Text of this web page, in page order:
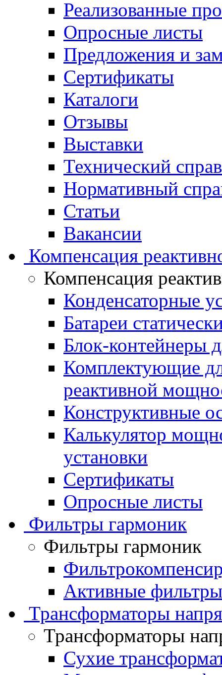
Реализованные
Опросные листы
Предложения и
Сертификаты
Каталоги
Отзывы
Выставки
Технический
Нормативный
Статьи
Вакансии
Компенсация
Компенсация
Конденсаторные
Батареи
Блок-контейнеры
Комплектующие
реактивной
Конструктивные
Калькулятор
установки
Сертификаты
Опросные листы
Фильтры гармоник
Фильтры гармоник
Активные
Трансформаторы
Трансформаторы
Сухие